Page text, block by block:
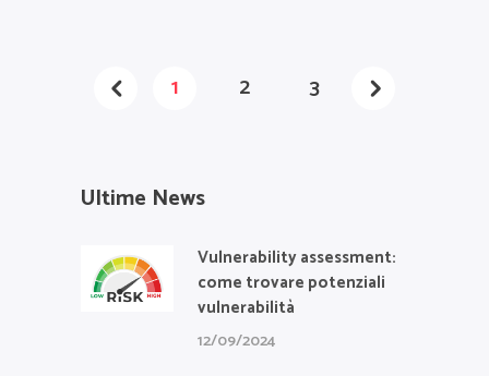
1 2 3
Ultime News
Vulnerability assessment:
come trovare potenziali
vulnerabilità
12/09/2024